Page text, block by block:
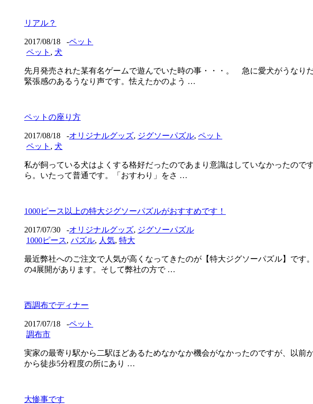
リアル？
2017/08/18 -ペット
ペット , 犬
先月発売された某有名ゲームで遊んでいた時の事・・・。 急に愛犬がうなり
緊張感のあるうなり声です。怯えたかのよう …
ペットの座り方
2017/08/18 -オリジナルグッズ, ジグソーパズル, ペット
ペット , 犬
私が飼っている犬はよくする格好だったのであまり意識はしていなかったの
ら。いたって普通です。「おすわり」をさ …
1000ピース以上の特大ジグソーパズルがおすすめです！
2017/07/30 -オリジナルグッズ, ジグソーパズル
1000ピース, パズル, 人気, 特大
最近弊社へのご注文で人気が高くなってきたのが【特大ジグソーパズル】で
の4展開があります。そして弊社の方で …
西調布でディナー
2017/07/18 -ペット
調布市
実家の最寄り駅から二駅ほどあるためなかなか機会がなかったのですが、以
から徒歩5分程度の所にあり …
大惨事です